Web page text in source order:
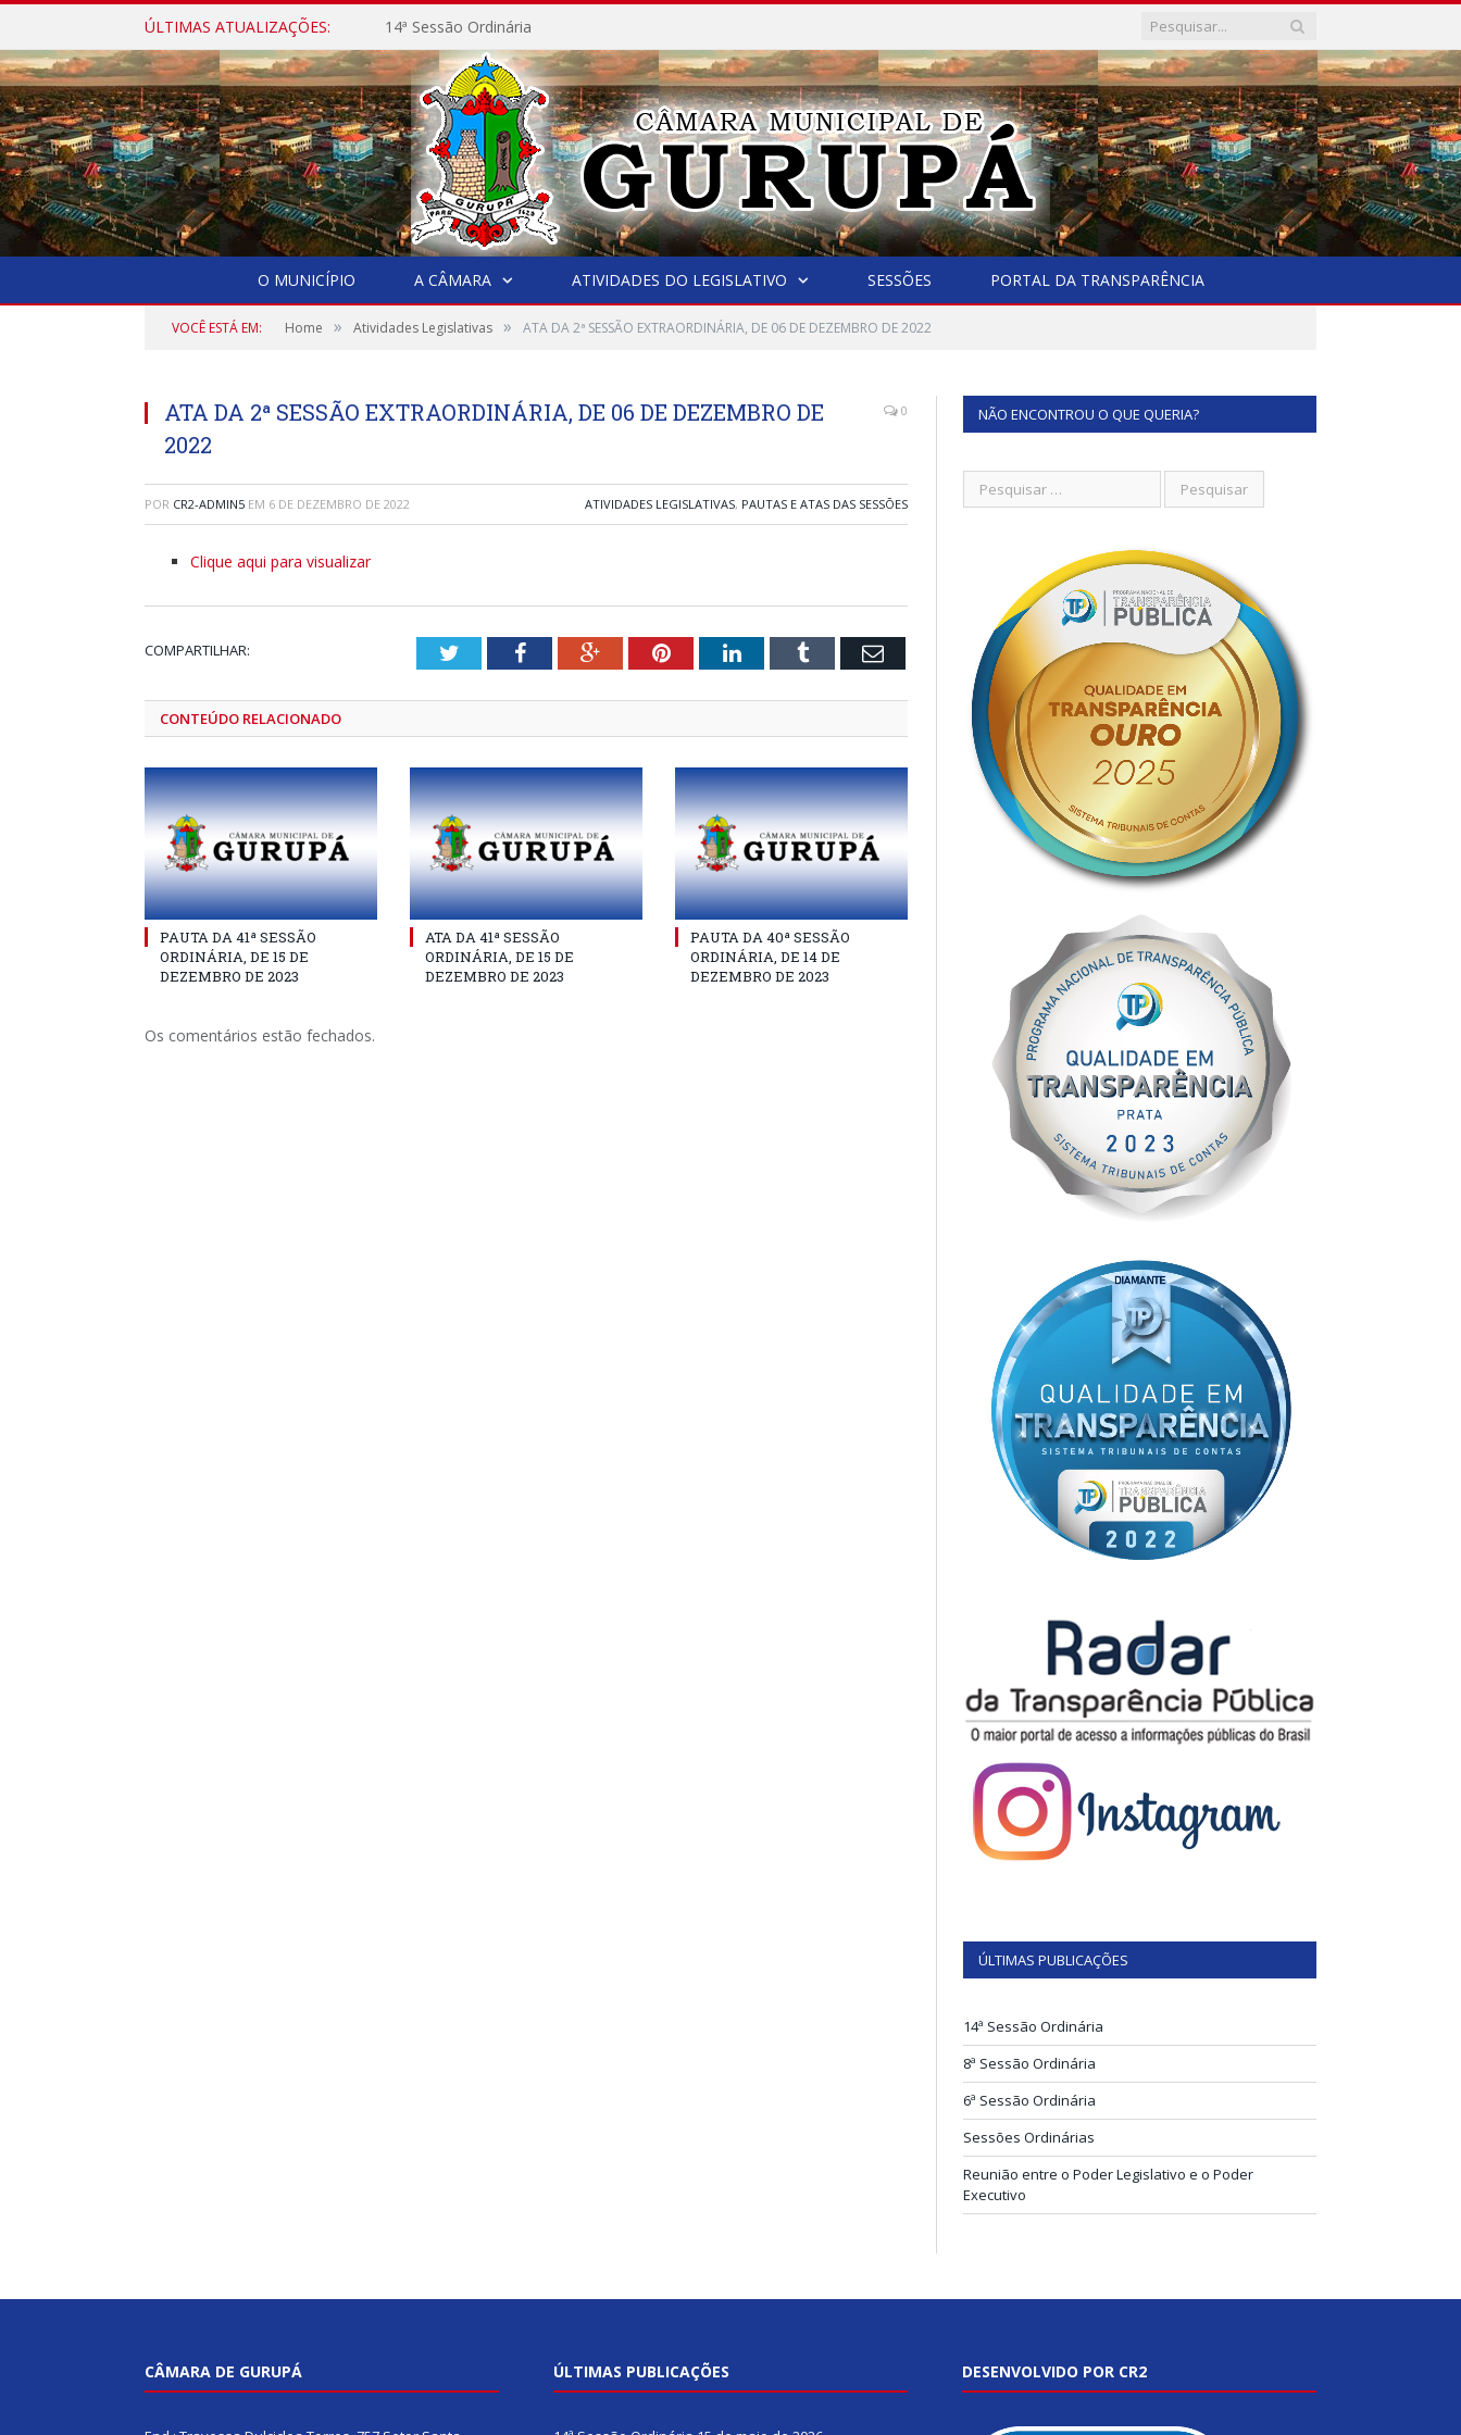
ÚLTIMAS ATUALIZAÇÕES: 14ª Sessão Ordinária
O MUNICÍPIO A CÂMARA ATIVIDADES DO LEGISLATIVO SESSÕES PORTAL DA TRANSPARÊNCIA
VOCÊ ESTÁ EM: Home » Atividades Legislativas » ATA DA 2ª SESSÃO EXTRAORDINÁRIA, DE 06 DE DEZEMBRO DE 2022
ATA DA 2ª SESSÃO EXTRAORDINÁRIA, DE 06 DE DEZEMBRO DE
2022
0
POR CR2-ADMIN5 EM 6 DE DEZEMBRO DE 2022 ATIVIDADES LEGISLATIVAS, PAUTAS E ATAS DAS SESSÕES
Clique aqui para visualizar
COMPARTILHAR: TwitterFacebookGoogle+PinterestLinkedInTumblr Email
CONTEÚDO RELACIONADO
PAUTA DA 41ª SESSÃO
ORDINÁRIA, DE 15 DE
DEZEMBRO DE 2023
ATA DA 41ª SESSÃO
ORDINÁRIA, DE 15 DE
DEZEMBRO DE 2023
PAUTA DA 40ª SESSÃO
ORDINÁRIA, DE 14 DE
DEZEMBRO DE 2023
Os comentários estão fechados.
NÃO ENCONTROU O QUE QUERIA?
ÚLTIMAS PUBLICAÇÕES
14ª Sessão Ordinária
8ª Sessão Ordinária
6ª Sessão Ordinária
Sessões Ordinárias
Reunião entre o Poder Legislativo e o Poder
Executivo
CÂMARA DE GURUPÁ ÚLTIMAS PUBLICAÇÕES DESENVOLVIDO POR CR2